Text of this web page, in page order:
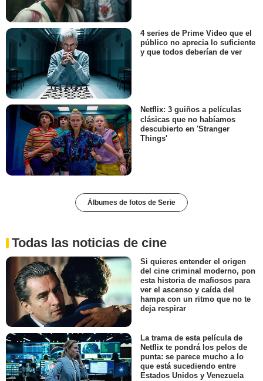
4 series de Prime Video que el
público no aprecia lo suficiente
y que todos deberían de ver
Netflix: 3 guiños a películas
clásicas que no habíamos
descubierto en 'Stranger
Things'
Álbumes de fotos de Serie
Todas las noticias de cine
Si quieres entender el origen
del cine criminal moderno, pon
esta historia de mafiosos para
ver el ascenso y caída del
hampa con un ritmo que no te
deja respirar
La trama de esta película de
Netflix te pondrá los pelos de
punta: se parece mucho a lo
que está sucediendo entre
Estados Unidos y Venezuela